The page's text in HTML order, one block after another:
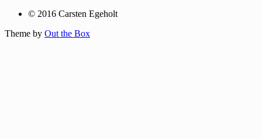
© 2016 Carsten Egeholt
Theme by Out the Box